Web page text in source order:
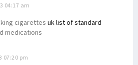
04:17 am
cigarettes uk list of standard
medications
07:20 pm